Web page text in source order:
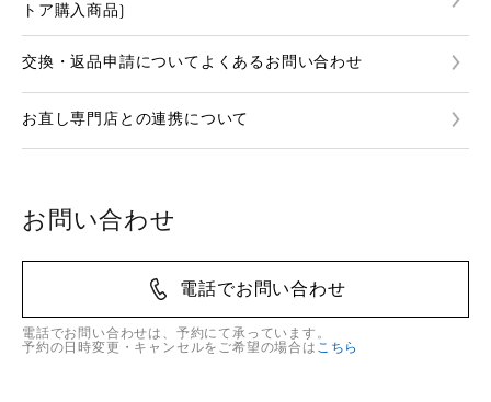
トア購入商品)
交換・返品申請についてよくあるお問い合わせ
お直し専門店との連携について
お問い合わせ
電話でお問い合わせ
電話でお問い合わせは、予約にて承っています。
予約の日時変更・キャンセルをご希望の場合は こちら